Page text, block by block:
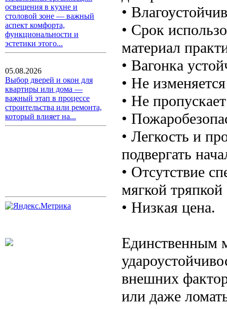
освещения в кухне и
столовой зоне — важный
аспект комфорта,
функциональности и
эстетики этого...
05.08.2026
Выбор дверей и окон для
квартиры или дома —
важный этап в процессе
строительства или ремонта,
который влияет на...
•
• Срок
материал
• Вагонка
• Не
• Не
•
• Легкость и
подвергать
• Отсутствие
мягкой
• Низкая цена.
Единственным
внешних
или даже